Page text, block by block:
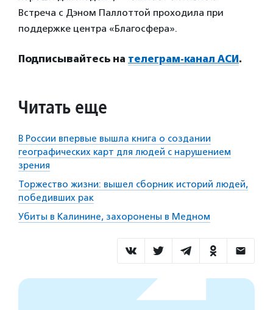
Встреча с Дэном Паллоттой проходила при
поддержке центра «Благосфера».
Подписывайтесь на телеграм-канал АСИ.
Читать еще
В России впервые вышла книга о создании
географических карт для людей с нарушением
зрения
Торжество жизни: вышел сборник историй людей,
победивших рак
Убиты в Калинине, захоронены в Медном